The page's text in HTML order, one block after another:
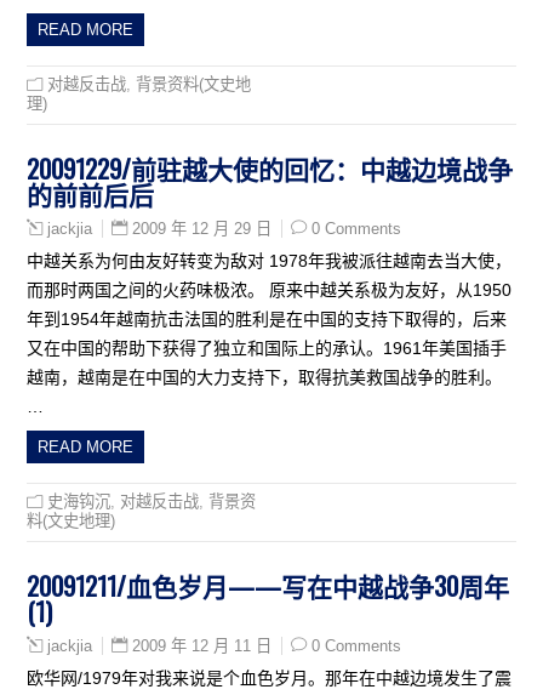
READ MORE
对越反击战 背景资料(文史地
理)
20091229/前驻越大使的回忆：中越边境战争
的前前后后
jackjia 2009 年 12 月 29 日 0 Comments
中越关系为何由友好转变为敌对 1978年我被派往越南去当大使，
而那时两国之间的火药味极浓。 原来中越关系极为友好，从1950
年到1954年越南抗击法国的胜利是在中国的支持下取得的，后来
又在中国的帮助下获得了独立和国际上的承认。1961年美国插手
越南，越南是在中国的大力支持下，取得抗美救国战争的胜利。
READ MORE
史海钩沉 对越反击战 背景资
料(文史地理)
20091211/血色岁月——写在中越战争30周年
(1)
jackjia 2009 年 12 月 11 日 0 Comments
欧华网/1979年对我来说是个血色岁月。那年在中越边境发生了震